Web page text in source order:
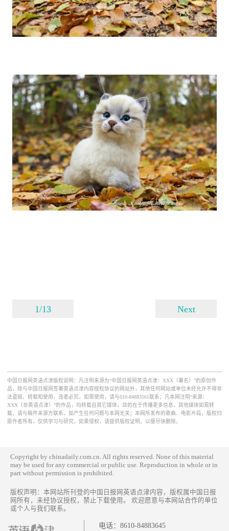
1/13 Next
中国日报网英语点津版权说明：凡注明来源为“中国日报网英语点津：XXX（署名）”的原创作
品，除与中国日报网签署英语点津内容授权协议的网站外，其他任何网站或单位未经允许不得非
法盗链、转载和使用，违者必究。如需使用，请与010-84883561联系；凡本网注明“来源：
XXX（非英语点津）”的作品，均转载自其它媒体，目的在于传播更多信息，其他媒体如需转
载，请与稿件来源方联系，如产生任何问题与本网无关；本网所发布的歌曲、电影片段，版权归
原作者所有，仅供学习与研究，如果侵权，请提供版权证明，以便尽快删除。
Copyright by chinadaily.com.cn. All rights reserved. None of this material
may be used for any commercial or public use. Reproduction in whole or in
part without permission is prohibited.
版权声明：本网站所刊登的中国日报网英语点津内容，版权属中国日报
网所有，未经协议授权，禁止下载使用。 欢迎愿意与本网站合作的单位
或个人与我们联系。
电话： 8610-84883645